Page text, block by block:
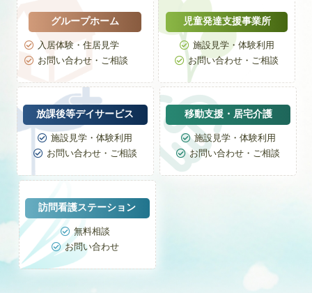
グループホーム
 入居体験・住居見学
 お問い合わせ・ご相談
児童発達支援事業所
 施設見学・体験利用
 お問い合わせ・ご相談
放課後等デイサービス
 施設見学・体験利用
 お問い合わせ・ご相談
移動支援・居宅介護
 施設見学・体験利用
 お問い合わせ・ご相談
訪問看護ステーション
 無料相談
 お問い合わせ